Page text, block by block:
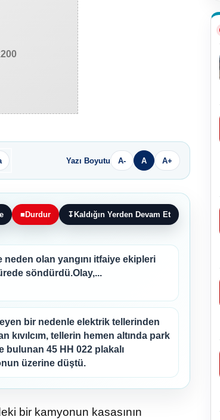
Yazı Boyutu A- A A+
■ Durdur ↧ Kaldığın Yerden Devam Et
neden olan yangını itfaiye ekipleri
söndürdü.Olay,...
bir nedenle elektrik tellerinden
kıvılcım, tellerin hemen altında park
bulunan 45 HH 022 plakalı
üzerine düştü.
bir kamyonun kasasının